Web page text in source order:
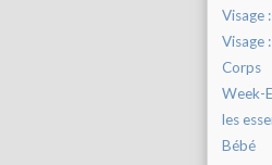
Visage
Visage
Corps
Week-
les
Bébé